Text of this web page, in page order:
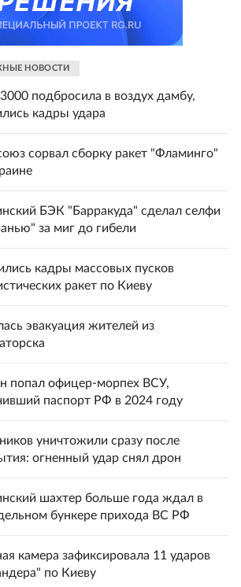
НОВОСТИ
подбросила в воздух дамбу,
кадры удара
сорвал сборку ракет "Фламинго"
БЭК "Барракуда" сделал селфи
за миг до гибели
кадры массовых пусков
ракет по Киеву
эвакуация жителей из
попал офицер-морпех ВСУ,
паспорт РФ в 2024 году
уничтожили сразу после
огненный удар снял дрон
шахтер больше года ждал в
бункере прихода ВС РФ
камера зафиксировала 11 ударов
по Киеву